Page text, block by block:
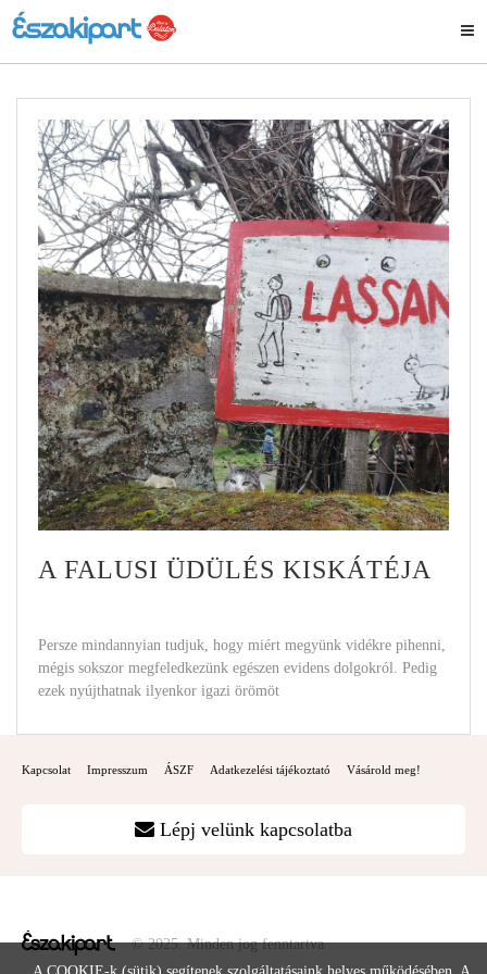
A FALUSI ÜDÜLÉS KISKÁTÉJA
Persze mindannyian tudjuk, hogy miért megyünk vidékre pihenni,
mégis sokszor megfeledkezünk egészen evidens dolgokról. Pedig
ezek nyújthatnak ilyenkor igazi örömöt
Kapcsolat Impresszum ÁSZF Adatkezelési tájékoztató Vásárold meg!
Lépj velünk kapcsolatba
© 2025. Minden jog fenntartva